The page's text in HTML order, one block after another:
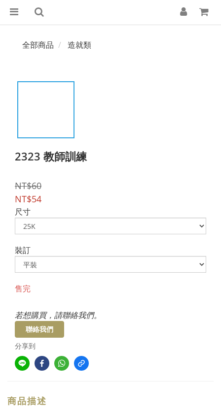
全部商品 造就類
2323 教師訓練
NT$60
NT$54
尺寸
裝訂
售完
若想購買，請聯絡我們。
聯絡我們
分享到
商品描述